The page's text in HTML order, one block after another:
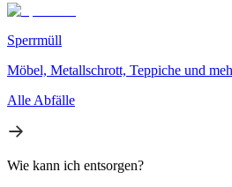
Sperrmüll
Möbel, Metallschrott, Teppiche und
Alle Abfälle
Wie kann ich entsorgen?